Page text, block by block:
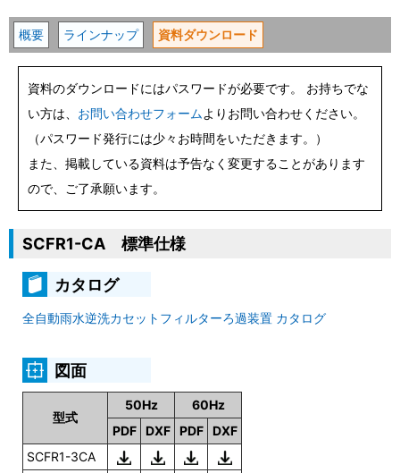
概要 ラインナップ 資料ダウンロード
資料のダウンロードにはパスワードが必要です。 お持ちでな
い方は、 お問い合わせフォームよりお問い合わせください。
（パスワード発行には少々お時間をいただきます。）
また、掲載している資料は予告なく変更することがあります
ので、ご了承願います。
SCFR1-CA 標準仕様
カタログ
全自動雨水逆洗カセットフィルターろ過装置 カタログ
図面
型式
50Hz
60Hz
PDF
DXF PDF
DXF
SCFR1-3CA